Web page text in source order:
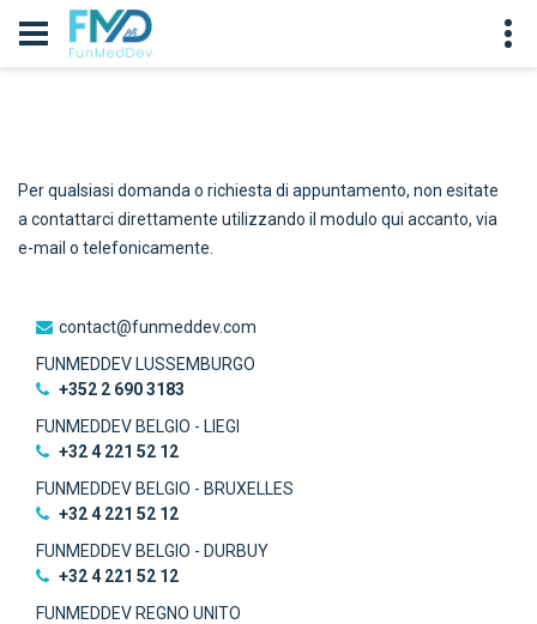
Per qualsiasi domanda o richiesta di appuntamento, non esitate
a contattarci direttamente utilizzando il modulo qui accanto, via
e-mail o telefonicamente.
contact@funmeddev.com
FUNMEDDEV LUSSEMBURGO
‭+352 2 690 3183‬
FUNMEDDEV BELGIO - LIEGI
+32 4 221 52 12
FUNMEDDEV BELGIO - BRUXELLES
+32 4 221 52 12
FUNMEDDEV BELGIO - DURBUY
+32 4 221 52 12
FUNMEDDEV REGNO UNITO